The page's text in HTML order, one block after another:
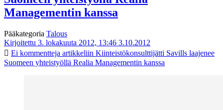
Managementin kanssa
Pääkategoria Talous
Kirjoitettu 3. lokakuuta 2012, 13:46 3.10.2012
Ei kommentteja artikkeliin Kiinteistökonsulttijätti Savills laajenee
Suomeen yhteistyöllä Realia Managementin kanssa